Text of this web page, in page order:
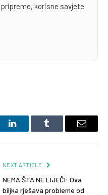
korisne savjete
LinkedInTumblr Email
NEXT ARTICLE
NEMA ŠTA NE LIJEČI: Ova
biljka rješava probleme od